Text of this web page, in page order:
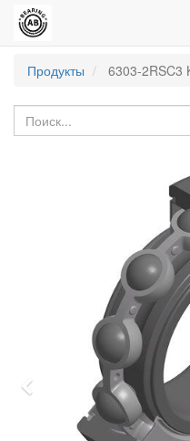
Продукты
6303-2RSC3
Previous